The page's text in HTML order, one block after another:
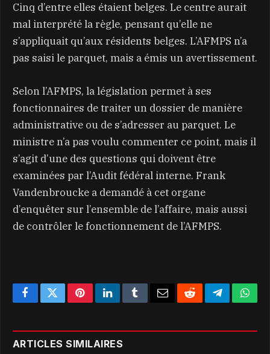
Cinq d’entre elles étaient belges. Le centre aurait
mal interprété la règle, pensant qu’elle ne
s’appliquait qu’aux résidents belges. L’AFMPS n’a
pas saisi le parquet, mais a émis un avertissement.
Selon l’AFMPS, la législation permet à ses
fonctionnaires de traiter un dossier de manière
administrative ou de s’adresser au parquet. Le
ministre n’a pas voulu commenter ce point, mais il
s’agit d’une des questions qui doivent être
examinées par l’Audit fédéral interne. Frank
Vandenbroucke a demandé à cet organe
d’enquêter sur l’ensemble de l’affaire, mais aussi
de contrôler le fonctionnement de l’AFMPS.
FacebookTwitterPinterestLinkedInTumblrEmailRedditTelegram
ARTICLES SIMILAIRES